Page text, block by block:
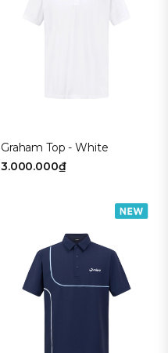
Graham Top - White
3.000.000₫